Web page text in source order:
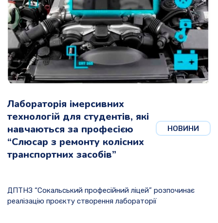
НОВИНИ
Лабораторія імерсивних
технологій для студентів, які
навчаються за професією
“Слюсар з ремонту колісних
транспортних засобів”
ДПТНЗ “Сокальський професійний ліцей” розпочинає
реалізацію проєкту створення лабораторії